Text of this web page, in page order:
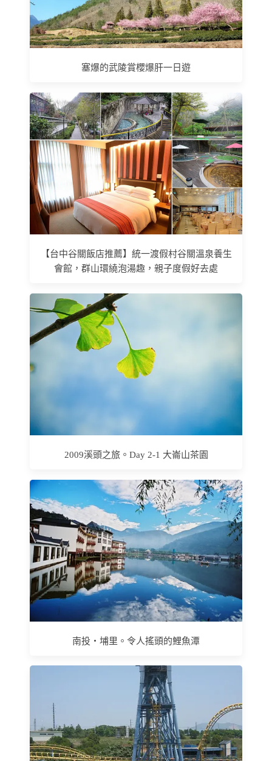
塞爆的武陵賞櫻爆肝一日遊
【台中谷關飯店推薦】統一渡假村谷關溫泉養生
會館，群山環繞泡湯趣，親子度假好去處
2009溪頭之旅。Day 2-1 大崙山茶園
南投‧埔里。令人搖頭的鯉魚潭